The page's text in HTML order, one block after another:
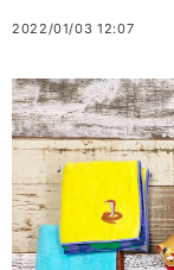
2022/01/03 12:07